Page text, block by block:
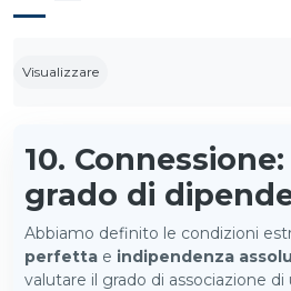
Visualizzare
10.
grado di
Abbiamo definito le condizioni
perfetta e indipendenza
valutare il grado di associazione